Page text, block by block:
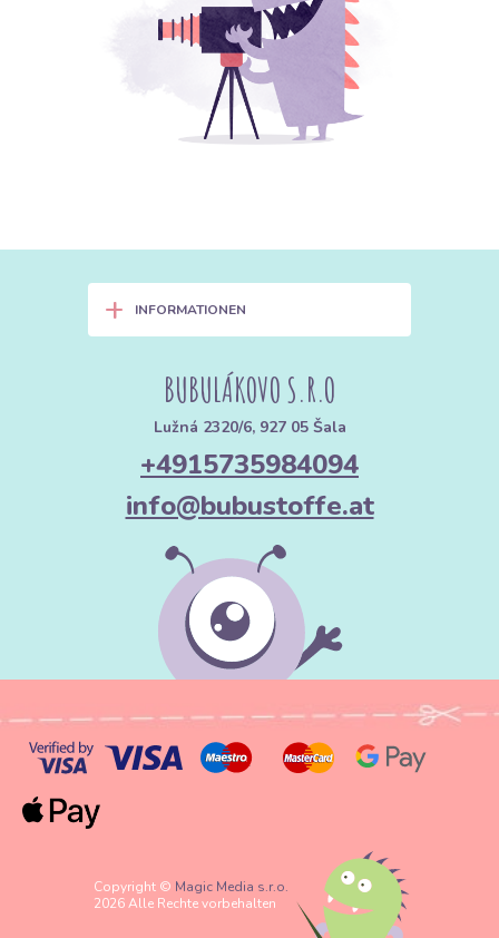
+ INFORMATIONEN
BUBULÁKOVO S.R.O
Lužná 2320/6, 927 05 Šala
+4915735984094
info@bubustoffe.at
Copyright © Magic Media s.r.o.
2026 Alle Rechte vorbehalten